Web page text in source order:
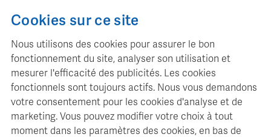
Retriever Pays-Bas
1054 GT Amsterdam
+ 31 (0)20 379 11 01
info@retriever.nl
www.retriever.nl
Cookies sur ce site
Nous utilisons des cookies pour assurer le bon
fonctionnement du site, analyser son utilisation et
mesurer l'efficacité des publicités. Les cookies
fonctionnels sont toujours actifs. Nous vous demandons
votre consentement pour les cookies d'analyse et de
marketing. Vous pouvez modifier votre choix à tout
moment dans les paramètres des cookies, en bas de